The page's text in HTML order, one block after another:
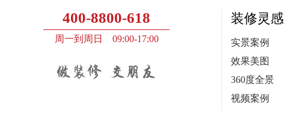
400-8800-618
周一到周日 09:00-17:00
装修灵感
实景案例
效果美图
360度全景
视频案例